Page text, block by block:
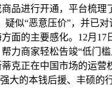
品进行开通，平台梳
似“恶意压价”，并
的主要感化。12月
力商家轻松告竣“低
正在中国市场的运
的本钱后援、丰硕